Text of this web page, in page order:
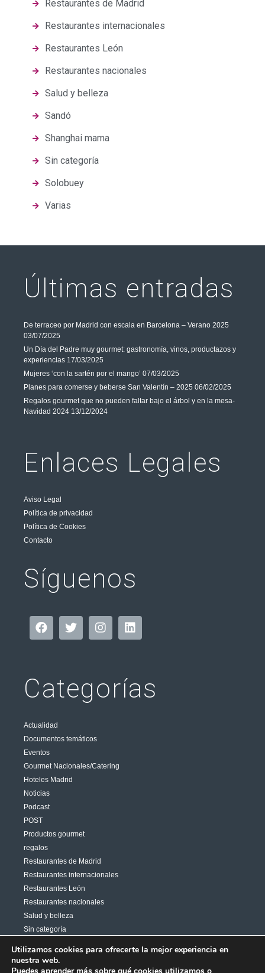
Restaurantes de Madrid
Restaurantes internacionales
Restaurantes León
Restaurantes nacionales
Salud y belleza
Sandó
Shanghai mama
Sin categoría
Solobuey
Varias
Últimas entradas
De terraceo por Madrid con escala en Barcelona – Verano 2025
03/07/2025
Un Día del Padre muy gourmet: gastronomía, vinos, productazos y
experiencias 17/03/2025
Mujeres ‘con la sartén por el mango’ 07/03/2025
Planes para comerse y beberse San Valentín – 2025 06/02/2025
Regalos gourmet que no pueden faltar bajo el árbol y en la mesa-
Navidad 2024 13/12/2024
Enlaces Legales
Aviso Legal
Política de privacidad
Política de Cookies
Contacto
Síguenos
Categorías
Actualidad
Documentos temáticos
Eventos
Gourmet Nacionales/Catering
Hoteles Madrid
Noticias
Podcast
POST
Productos gourmet
regalos
Restaurantes de Madrid
Restaurantes internacionales
Restaurantes León
Restaurantes nacionales
Salud y belleza
Sin categoría
Utilizamos cookies para ofrecerte la mejor experiencia en
nuestra web.